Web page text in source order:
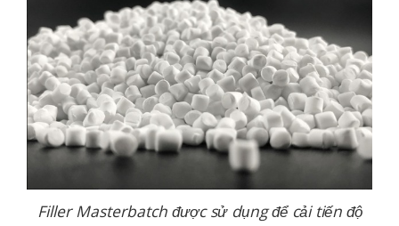
Filler Masterbatch được sử dụng để cải tiến độ